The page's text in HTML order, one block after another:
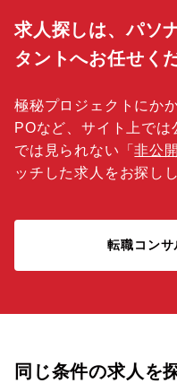
求人探しは、パソ
タントへお任せく
極秘プロジェクトにか
POなど、サイト上では
では見られない「非公
ッチした求人をお探し
転職コンサ
同じ条件の求人を